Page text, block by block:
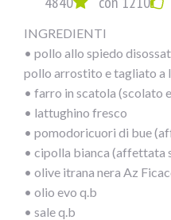
INGREDIENTI
• pollo allo spiedo
pollo arrostito e tagliato a
• farro in scatola (scolato
• lattughino fresco
• pomodoricuori di bue
• cipolla bianca (affettata
• olive itrana nera Az
• olio evo q.b
• sale q.b